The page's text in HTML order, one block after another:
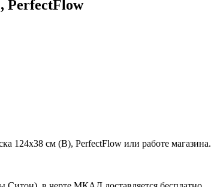
PerfectFlow
124х38 см (B), PerfectFlow или работе магазина.